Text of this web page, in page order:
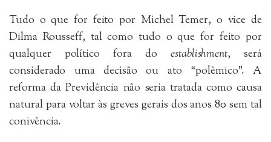
Tudo o que for feito por Michel Temer, o vice de
Dilma Rousseff, tal como tudo o que for feito por
qualquer político fora do establishment, será
considerado uma decisão ou ato “polêmico”. A
reforma da Previdência não seria tratada como causa
natural para voltar às greves gerais dos anos 80 sem tal
conivência.